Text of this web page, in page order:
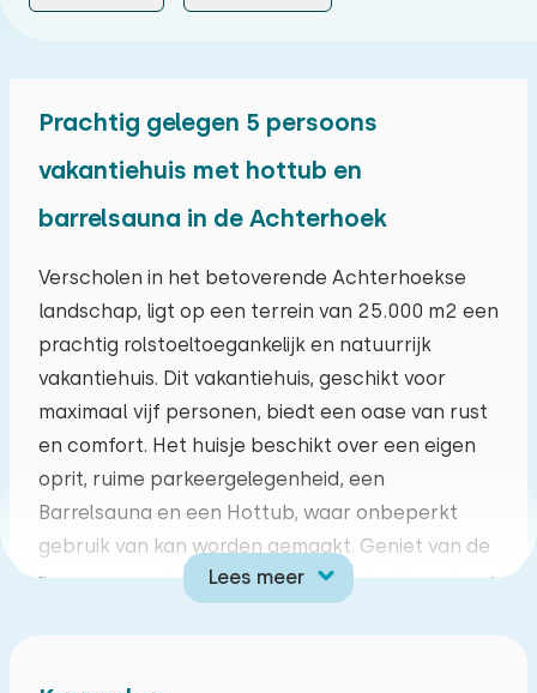
Prachtig gelegen 5 persoons
vakantiehuis met hottub en
barrelsauna in de Achterhoek
Verscholen in het betoverende Achterhoekse
landschap, ligt op een terrein van 25.000 m2 een
prachtig rolstoeltoegankelijk en natuurrijk
vakantiehuis. Dit vakantiehuis, geschikt voor
maximaal vijf personen, biedt een oase van rust
en comfort. Het huisje beschikt over een eigen
oprit, ruime parkeergelegenheid, een
Barrelsauna en een Hottub, waar onbeperkt
gebruik van kan worden gemaakt. Geniet van de
serene veranda en het uitzicht op de rijke natuur
Lees meer
augustus 2026
ma di wo do vr za zo
27 28 29 30 31 01 02
03 04 05 06 07 08
10 11 12 13 14 15 16
17 18 19 20 21 22 23